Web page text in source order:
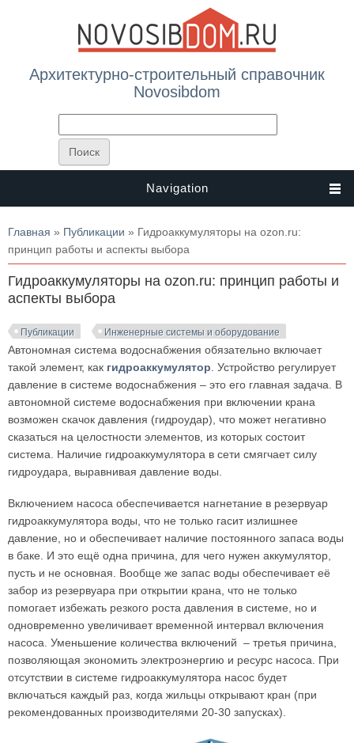
Архитектурно-строительный справочник
Novosibdom
Navigation
Вы здесь
Главная » Публикации » Гидроаккумуляторы на ozon.ru:
принцип работы и аспекты выбора
Гидроаккумуляторы на ozon.ru: принцип работы и
аспекты выбора
Публикации Инженерные системы и оборудование
Автономная система водоснабжения обязательно включает
такой элемент, как гидроаккумулятор . Устройство регулирует
давление в системе водоснабжения – это его главная задача. В
автономной системе водоснабжения при включении крана
возможен скачок давления (гидроудар), что может негативно
сказаться на целостности элементов, из которых состоит
система. Наличие гидроаккумулятора в сети смягчает силу
гидроудара, выравнивая давление воды.
Включением насоса обеспечивается нагнетание в резервуар
гидроаккумулятора воды, что не только гасит излишнее
давление, но и обеспечивает наличие постоянного запаса воды
в баке. И это ещё одна причина, для чего нужен аккумулятор,
пусть и не основная. Вообще же запас воды обеспечивает её
забор из резервуара при открытии крана, что не только
помогает избежать резкого роста давления в системе, но и
одновременно увеличивает временной интервал включения
насоса. Уменьшение количества включений – третья причина,
позволяющая экономить электроэнергию и ресурс насоса. При
отсутствии в системе гидроаккумулятора насос будет
включаться каждый раз, когда жильцы открывают кран (при
рекомендованных производителями 20-30 запусках).